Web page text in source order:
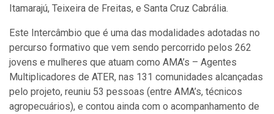
Itamarajú, Teixeira de Freitas, e Santa Cruz Cabrália.
Este Intercâmbio que é uma das modalidades adotadas no
percurso formativo que vem sendo percorrido pelos 262
jovens e mulheres que atuam como AMA’s – Agentes
Multiplicadores de ATER, nas 131 comunidades alcançadas
pelo projeto, reuniu 53 pessoas (entre AMA’s, técnicos
agropecuários), e contou ainda com o acompanhamento de